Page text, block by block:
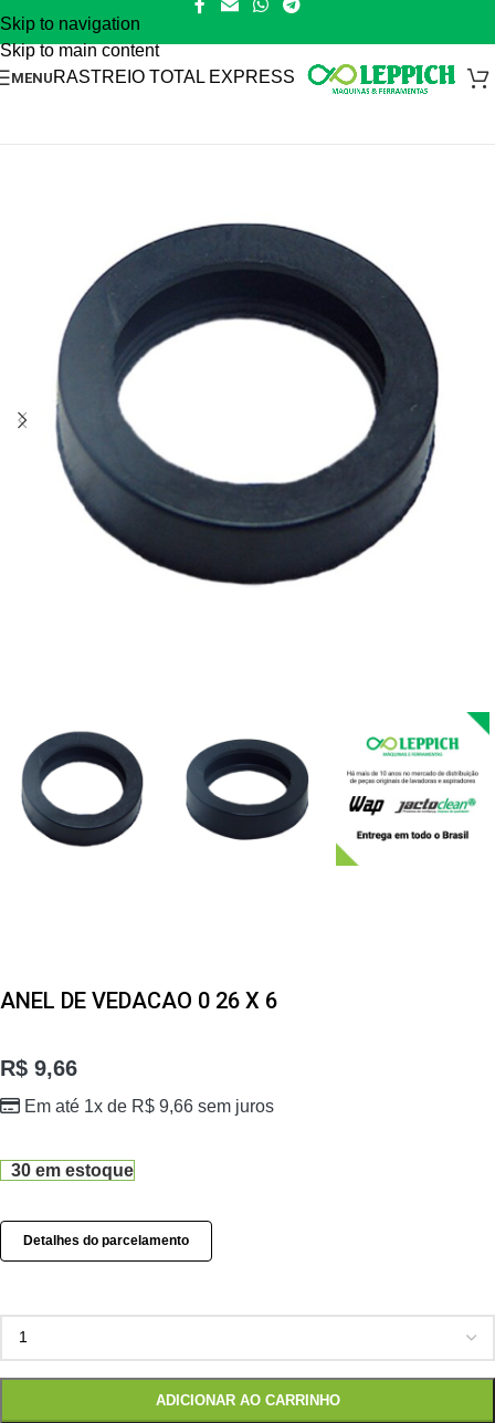
Skip to navigation
Skip to main content
MENU RASTREIO TOTAL EXPRESS
ANEL DE VEDACAO 0 26 X 6
R$ 9,66
Em até 1x de R$ 9,66 sem juros
30 em estoque
Detalhes do parcelamento
ADICIONAR AO CARRINHO